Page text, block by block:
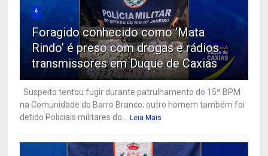
4
Foragido conhecido como ‘Mata
Rindo’ é preso com drogas e rádios
transmissores em Duque de Caxias
Suspeito tentou fugir durante patrulhamento do 15º BPM
na Comunidade do Barro Branco; outro homem também foi
detido Policiais militares do...
Leia Mais